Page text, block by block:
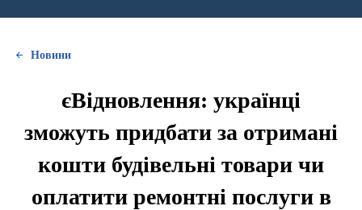
Новини
єВідновлення: українці
зможуть придбати за отримані
кошти будівельні товари чи
оплатити ремонтні послуги в